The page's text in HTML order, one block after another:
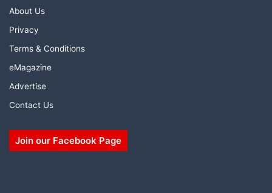
About Us
Privacy
Terms & Conditions
eMagazine
Advertise
Contact Us
Join our Facebook Page